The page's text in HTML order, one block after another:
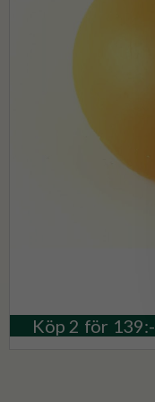
Köp 2 för 139:-